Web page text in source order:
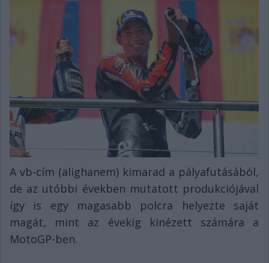
A vb-cím (alighanem) kimarad a pályafutásából,
de az utóbbi években mutatott produkciójával
így is egy magasabb polcra helyezte saját
magát, mint az évekig kinézett számára a
MotoGP-ben.